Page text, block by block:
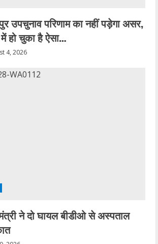
उपचुनाव परिणाम का नहीं पड़ेगा असर,
में हो चुका है ऐसा…
4, 2026
ने दो घायल बीडीओ से अस्पताल